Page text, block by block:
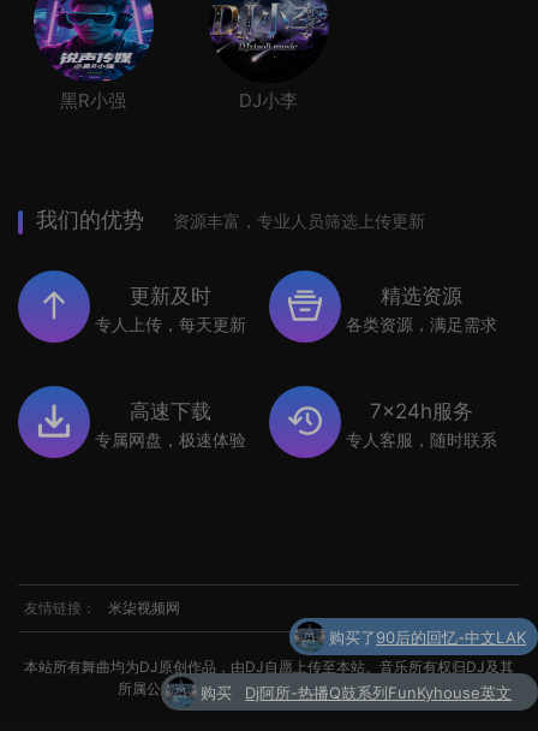
黑R小强 DJ小李
我们的优势 资源丰富，专业人员筛选上传更新
更新及时
专人上传，每天更新
精选资源
各类资源，满足需求
高速下载
专属网盘，极速体验
7x24h服务
专人客服，随时联系
友情链接： 米柒视频网
本站所有舞曲均为DJ原创作品，由DJ自愿上传至本站。音乐所有权归DJ及其
所属公司所有。如涉及侵权，请联系我们处理。
了
Dj阿所-热播Q鼓系列FunKyhouse英文
串烧
购买了世界杯专辑小串